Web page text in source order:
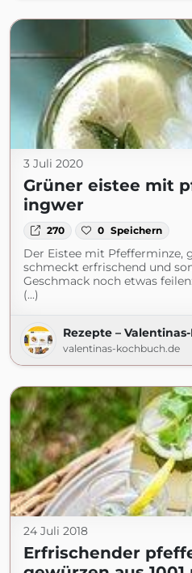
3 Juli 2020
Grüner eistee mit
ingwer
270 0 Speichern
Der Eistee mit Pfefferminze,
schmeckt erfrischend und
Geschmack noch etwas
(...)
Rezepte –
valentinas-kochbuch.de
24 Juli 2018
Erfrischender